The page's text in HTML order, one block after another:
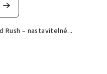
Rush – nastavitelné...